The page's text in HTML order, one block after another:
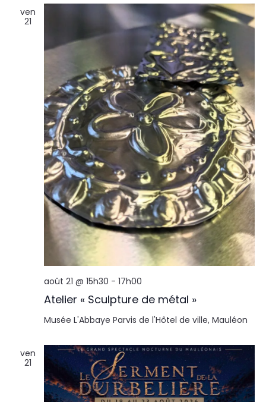
ven
21
Atelier « Sculpture de métal »
août 21 @ 15h30 - 17h00
Musée L'Abbaye Parvis de l'Hôtel de ville, Mauléon
ven
21